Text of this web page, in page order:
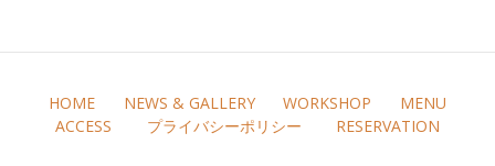
HOME NEWS & GALLERY WORKSHOP
MENU
ACCESS
プライバシーポリシー RESERVATION